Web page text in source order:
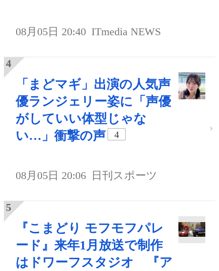
08月05日 20:40 ITmedia NEWS
「まどマギ」出演の人気声
優ランジェリー姿に「声優
がしていい体型じゃな
い…」衝撃の声
4
08月05日 20:06 日刊スポーツ
『こまどり モフモフパレ
ード』来年1月放送で制作
はドワーフスタジオ 『ア